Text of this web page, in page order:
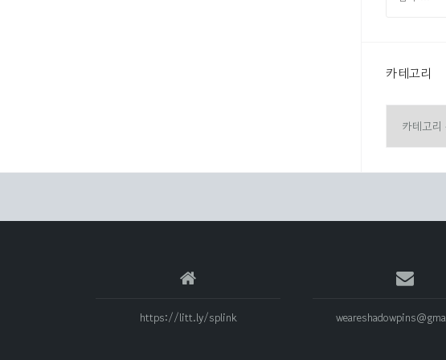
카테고리
리
https://litt.ly/splink